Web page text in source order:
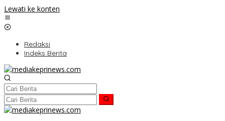
Lewati ke konten
Redaksi
Indeks Berita